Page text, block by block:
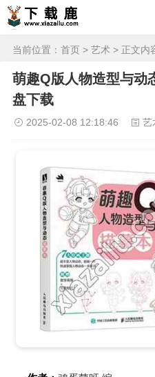
当前位置： 首页 > 艺术 > 正文内
萌趣Q版人物造型与动
盘下载
2025-02-08 12:18:46 艺